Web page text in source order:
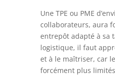
Une TPE ou PME
collaborateurs, aura
entrepôt adapté à sa
logistique, il faut
et à le maîtriser, car
forcément plus